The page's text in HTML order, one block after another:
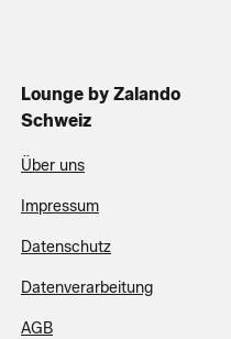
Lounge by Zalando
Schweiz
Über uns
Impressum
Datenschutz
Datenverarbeitung
AGB